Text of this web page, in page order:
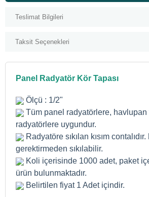
Teslimat Bilgileri
Taksit Seçenekleri
Panel Radyatör Kör Tapası
Ölçü : 1/2"
Tüm panel radyatörlere,
radyatörlere uygundur.
Radyatöre sıkılan kısım
gerektirmeden sıkılabilir.
Koli içerisinde 1000 adet, paket
ürün bulunmaktadır.
Belirtilen fiyat 1 Adet içindir.